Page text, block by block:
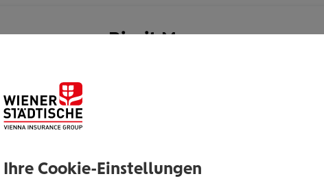
Birgit Moore
Tel.:+435035044344
Ihre Cookie-Einstellungen